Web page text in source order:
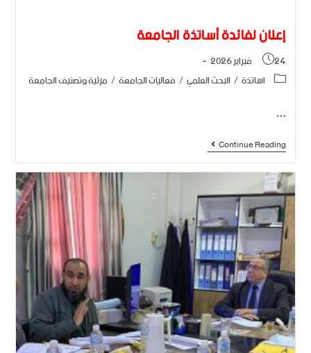
إعلان لفائدة أساتذة الجامعة
24 فبراير 2026
اساتذة/ البحث العلمي/ فعاليات الجامعة/ مرئية وتصنيف الجامعة
…
Continue Reading